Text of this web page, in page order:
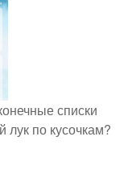
списки
по кусочкам?